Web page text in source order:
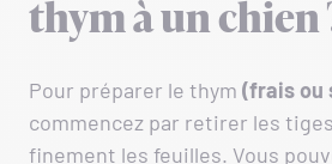
thym à un chien
Pour préparer le thym (frais ou
commencez par retirer les
finement les feuilles. Vous